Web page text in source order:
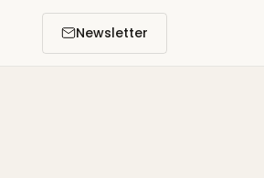
Newsletter